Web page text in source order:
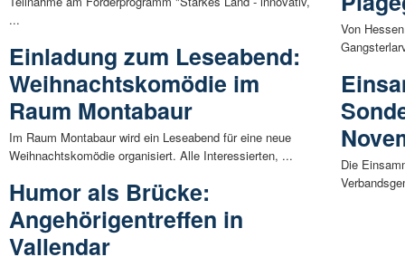
...
Einladung zum Leseabend:
Weihnachtskomödie im
Raum Montabaur
Im Raum Montabaur wird ein Leseabend für eine neue
Weihnachtskomödie organisiert. Alle Interessierten, ...
Humor als Brücke:
Angehörigentreffen in
Vallendar
Von
Die